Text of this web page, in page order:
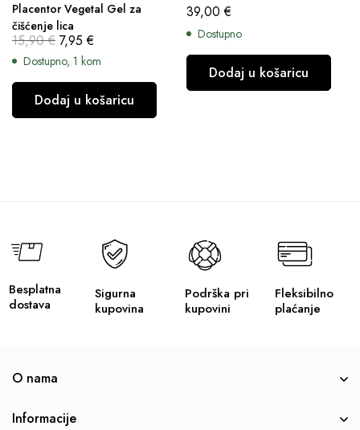
Placentor Vegetal Gel za
čišćenje lica
15,90€ 7,95€
Dostupno, 1 kom
Dodaj u košaricu
39,00€
Dostupno
Dodaj u košaricu
Besplatna
dostava
Sigurna
kupovina
Podrška pri
kupovini
Fleksibilno
plaćanje
O nama
Informacije